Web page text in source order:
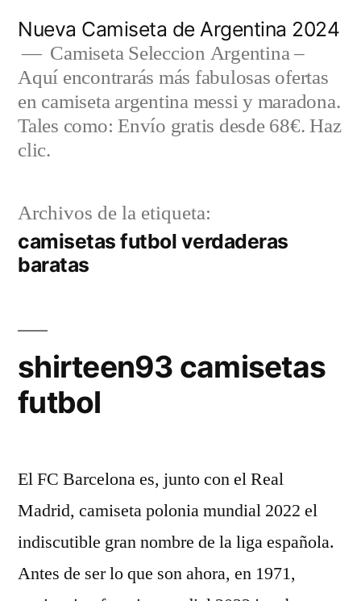
contenido
Nueva Camiseta de Argentina 2024
Camiseta Seleccion Argentina –
Aquí encontrarás más fabulosas ofertas
en camiseta argentina messi y maradona.
Tales como: Envío gratis desde 68€. Haz
clic.
Archivos de la etiqueta:
camisetas futbol verdaderas
baratas
shirteen93 camisetas
futbol
El FC Barcelona es, junto con el Real
Madrid, camiseta polonia mundial 2022 el
indiscutible gran nombre de la liga española.
Antes de ser lo que son ahora, en 1971,